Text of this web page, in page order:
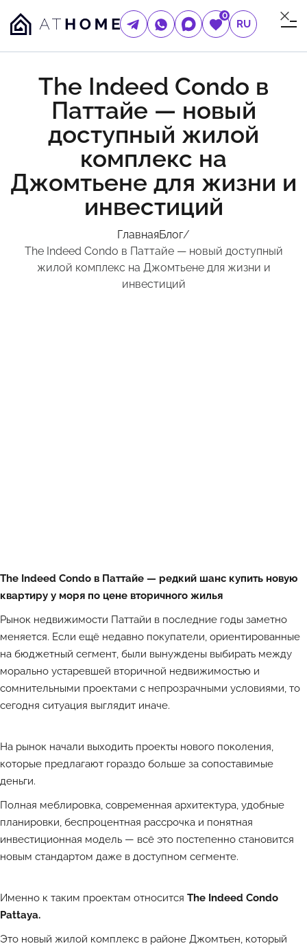
0
RU
The Indeed Condo в
Паттайе — новый
доступный жилой
комплекс на
Джомтьене для жизни и
инвестиций
ГлавнаяБлог/
The Indeed Condo в Паттайе — новый доступный
жилой комплекс на Джомтьене для жизни и
инвестиций
The Indeed Condo в Паттайе — редкий шанс купить новую
квартиру у моря по цене вторичного жилья
Рынок недвижимости Паттайи в последние годы заметно
меняется. Если ещё недавно покупатели, ориентированные
на бюджетный сегмент, были вынуждены выбирать между
морально устаревшей вторичной недвижимостью и
сомнительными проектами с непрозрачными условиями, то
сегодня ситуация выглядит иначе.
На рынок начали выходить проекты нового поколения,
которые предлагают гораздо больше за сопоставимые
деньги.
Полная меблировка, современная архитектура, удобные
планировки, беспроцентная рассрочка и понятная
инвестиционная модель — всё это постепенно становится
новым стандартом даже в доступном сегменте.
Именно к таким проектам относится The Indeed Condo
Pattaya.
Это новый жилой комплекс в районе Джомтьен, который